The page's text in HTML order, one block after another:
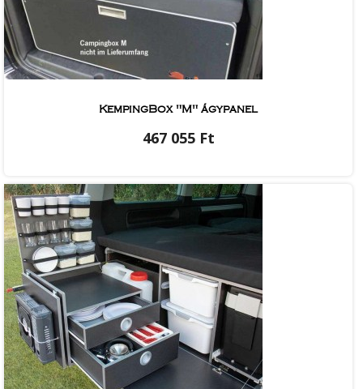
KempingBox "M" ágypanel
467 055 Ft